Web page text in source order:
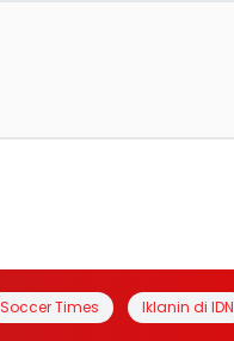
Soccer Times Iklanin di IDN